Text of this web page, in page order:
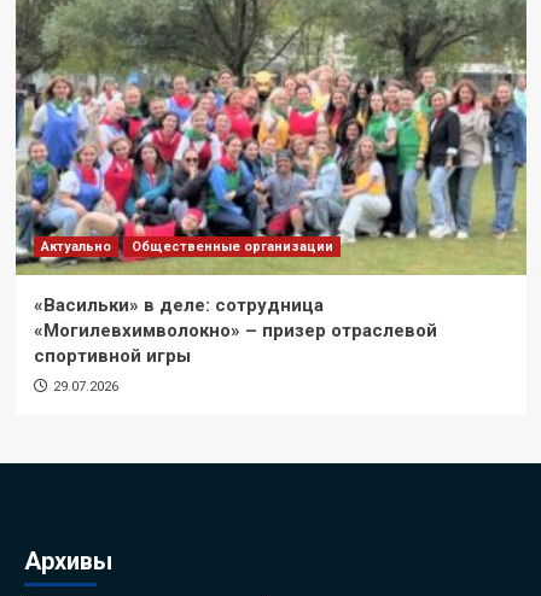
Актуально Общественные организации
«Васильки» в деле: сотрудница
«Могилевхимволокно» – призер отраслевой
спортивной игры
29.07.2026
Архивы